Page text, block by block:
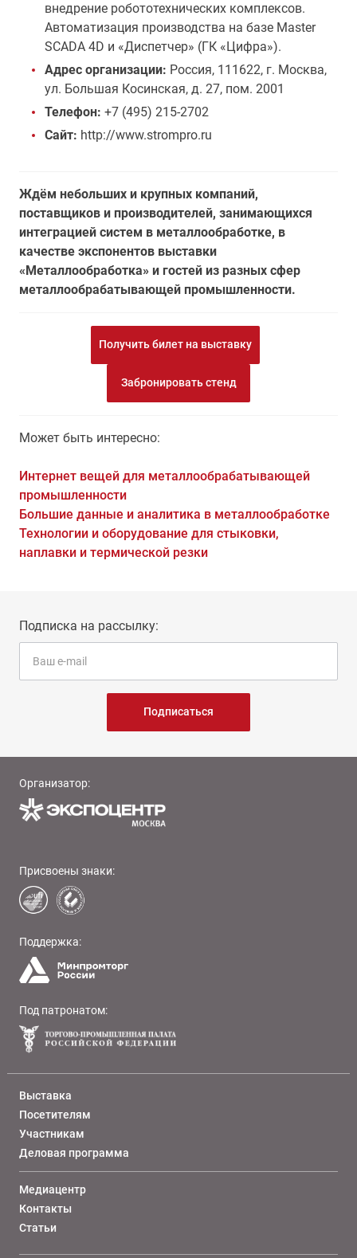
внедрение робототехнических комплексов.
Автоматизация производства на базе Master
SCADA 4D и «Диспетчер» (ГК «Цифра»).
Адрес организации: Россия, 111622, г. Москва,
ул. Большая Косинская, д. 27, пом. 2001
Телефон: +7 (495) 215-2702
Сайт: http://www.strompro.ru
Ждём небольших и крупных компаний,
поставщиков и производителей, занимающихся
интеграцией систем в металлообработке, в
качестве экспонентов выставки
«Металлообработка» и гостей из разных сфер
металлообрабатывающей промышленности.
Получить билет на выставку
Забронировать стенд
Может быть интересно:
Интернет вещей для металлообрабатывающей
промышленности
Большие данные и аналитика в металлообработке
Технологии и оборудование для стыковки,
наплавки и термической резки
Подписка на рассылку:
Подписаться
Организатор:
Присвоены знаки:
Поддержка:
Под патронатом:
Выставка
Посетителям
Участникам
Деловая программа
Медиацентр
Контакты
Статьи